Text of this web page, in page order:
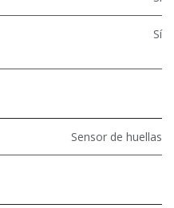
Sí
Sensor de huellas